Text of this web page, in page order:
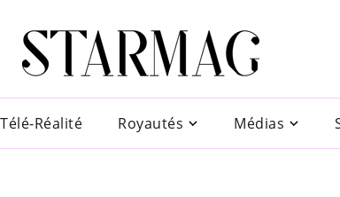
Télé-Réalité Royautés Médias